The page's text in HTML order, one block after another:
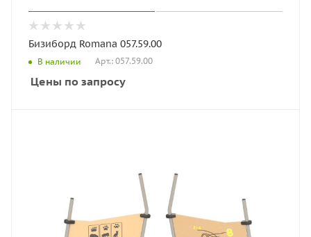
Бизиборд Romana 057.59.00
В наличии Арт.: 057.59.00
Цены по запросу